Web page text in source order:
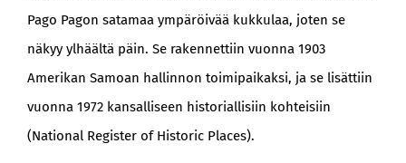
Pago Pagon satamaa ympäröivää kukkulaa, joten se
näkyy ylhäältä päin. Se rakennettiin vuonna 1903
Amerikan Samoan hallinnon toimipaikaksi, ja se lisättiin
vuonna 1972 kansalliseen historiallisiin kohteisiin
(National Register of Historic Places).